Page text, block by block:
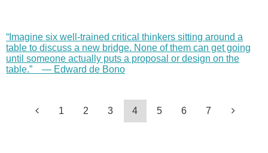
“Imagine six well-trained critical thinkers sitting around a
table to discuss a new bridge. None of them can get going
until someone actually puts a proposal or design on the
table.” — Edward de Bono
1 2 3 4 5 6 7